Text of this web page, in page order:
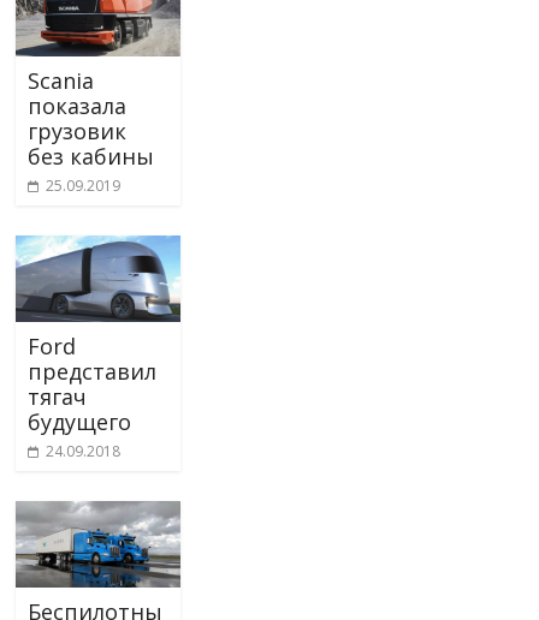
Scania
показала
грузовик
без кабины
25.09.2019
Ford
представил
тягач
будущего
24.09.2018
Беспилотны